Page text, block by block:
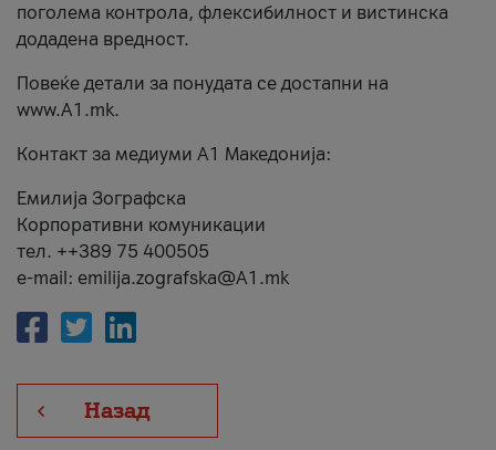
поголема контрола, флексибилност и вистинска
додадена вредност.
Повеќе детали за понудата се достапни на
www.А1.mk.
Контакт за медиуми А1 Македонија:
Емилија Зографска
Корпоративни комуникации
тел. ++389 75 400505
e-mail: emilija.zografska@A1.mk
Назад